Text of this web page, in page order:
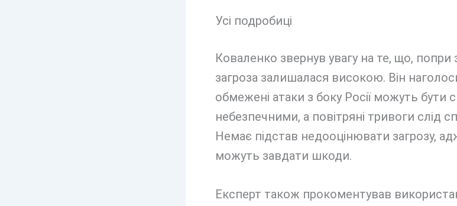
Усі подробиці
Коваленко звернув увагу на те, що, попри
загроза залишалася високою. Він
обмежені атаки з боку Росії можуть бути
небезпечними, а повітряні тривоги слід
Немає підстав недооцінювати загрозу,
можуть завдати шкоди.
Експерт також прокоментував